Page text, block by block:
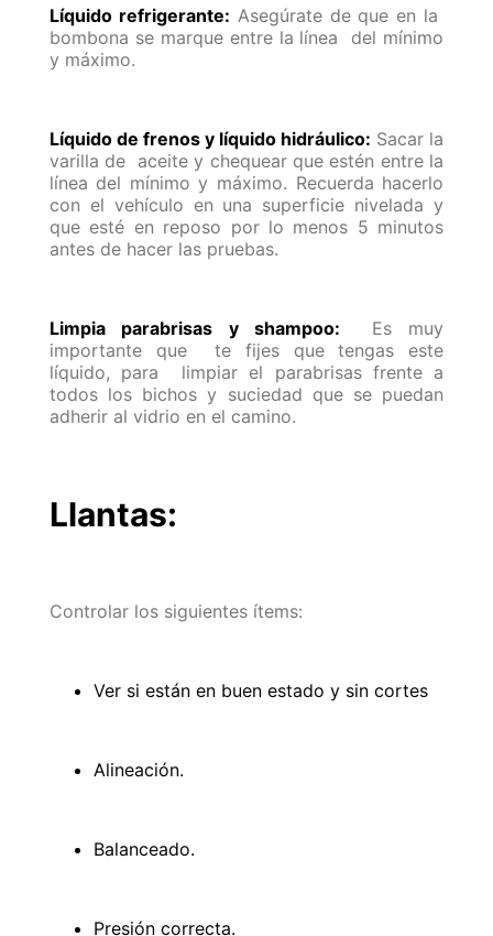
Líquido refrigerante: Asegúrate de que en la
bombona se marque entre la línea del mínimo
y máximo.
Líquido de frenos y líquido hidráulico: Sacar la
varilla de aceite y chequear que estén entre la
línea del mínimo y máximo. Recuerda hacerlo
con el vehículo en una superficie nivelada y
que esté en reposo por lo menos 5 minutos
antes de hacer las pruebas.
Limpia parabrisas y shampoo: Es muy
importante que te fijes que tengas este
líquido, para limpiar el parabrisas frente a
todos los bichos y suciedad que se puedan
adherir al vidrio en el camino.
Llantas:
Controlar los siguientes ítems:
Ver si están en buen estado y sin cortes
Alineación.
Balanceado.
Presión correcta.